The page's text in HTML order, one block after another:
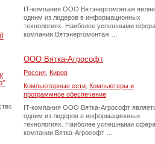
IT-компания ООО Вятэнергомонтаж
одним из лидеров в информационных
технологиях. Наиболее успешными
компании Вятэнергомонтаж …
ООО Вятка-Агрософт
Россия Киров
Компьютерные сети Компьютеры и
программное обеспечение
IT-компания ООО Вятка-Агрософт
одним из лидеров в информационных
технологиях. Наиболее успешными
компании Вятка-Агрософт …